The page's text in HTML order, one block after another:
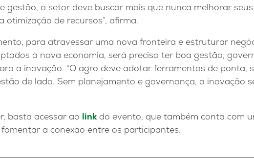
gestão, o setor deve buscar mais que nunca melhorar
otimização de recursos”, afirma.
para atravessar uma nova fronteira e estruturar
à nova economia, será preciso ter boa gestão,
a inovação. “O agro deve adotar ferramentas de ponta,
de lado. Sem planejamento e governança, a inovação
basta acessar ao linkdo evento, que também conta com
a conexão entre os participantes.